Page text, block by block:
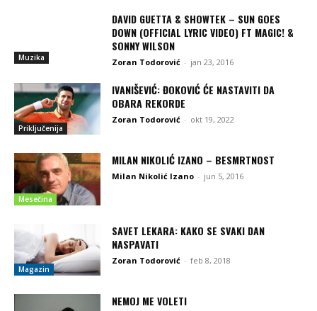
Muzika
DAVID GUETTA & SHOWTEK – SUN GOES
DOWN (OFFICIAL LYRIC VIDEO) FT MAGIC! &
SONNY WILSON
Zoran Todorović - jan 23, 2016
Priključenija
IVANIŠEVIĆ: ĐOKOVIĆ ĆE NASTAVITI DA
OBARA REKORDE
Zoran Todorović - okt 19, 2022
Mesečina
MILAN NIKOLIĆ IZANO – BESMRTNOST
Milan Nikolić Izano - jun 5, 2016
Magazin
SAVET LEKARA: KAKO SE SVAKI DAN
NASPAVATI
Zoran Todorović - feb 8, 2018
NEMOJ ME VOLETI